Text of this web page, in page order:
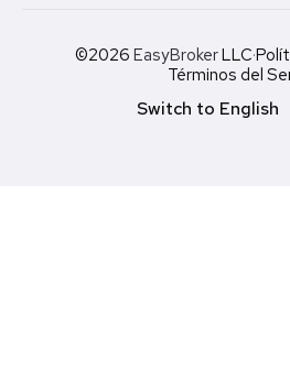
©2026 EasyBrokerLLC·
Términos del
Switch to English